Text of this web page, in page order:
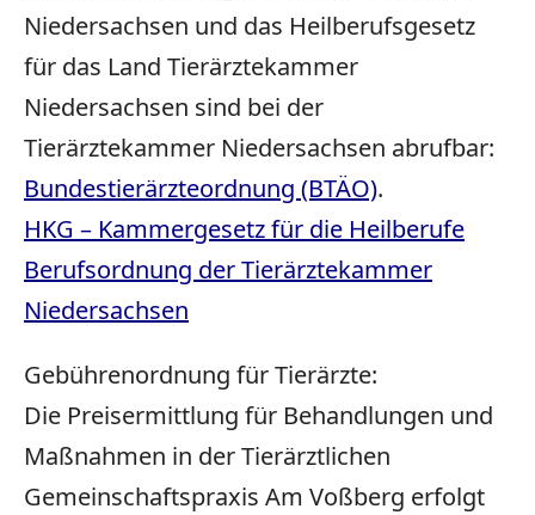
Niedersachsen und das Heilberufsgesetz
für das Land Tierärztekammer
Niedersachsen sind bei der
Tierärztekammer Niedersachsen abrufbar:
Bundestierärzteordnung (BTÄO).
HKG – Kammergesetz für die Heilberufe
Berufsordnung der Tierärztekammer
Niedersachsen
Gebührenordnung für Tierärzte:
Die Preisermittlung für Behandlungen und
Maßnahmen in der Tierärztlichen
Gemeinschaftspraxis Am Voßberg erfolgt